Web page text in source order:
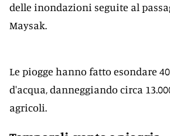
delle inondazioni seguite al
Maysak.
Le piogge hanno fatto esondare
d'acqua, danneggiando circa
agricoli.